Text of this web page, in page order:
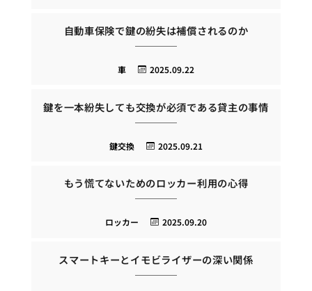
自動車保険で鍵の紛失は補償されるのか
2025.09.22
車
鍵を一本紛失しても交換が必須である貸主の事情
2025.09.21
鍵交換
もう慌てないためのロッカー利用の心得
2025.09.20
ロッカー
スマートキーとイモビライザーの深い関係